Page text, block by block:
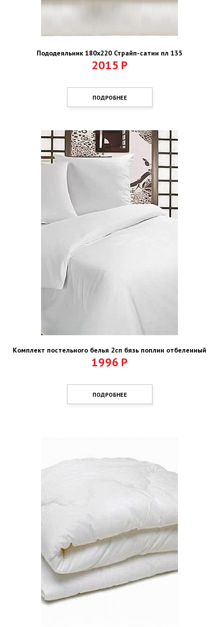
Пододеяльник 180х220 Страйп-сатин пл 135
2015 Р
ПОДРОБНЕЕ
Комплект постельного белья 2сп бязь поплин отбеленный
1996 Р
ПОДРОБНЕЕ